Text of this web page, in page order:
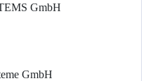
GmbH
GmbH